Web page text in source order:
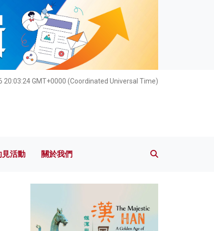
20:03:25 GMT+0000 (Coordinated Universal Time)
灼見活動 關於我們
見活動 關於我們